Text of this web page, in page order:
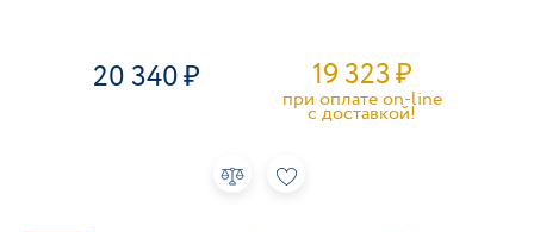
20 340 19 323₽
при оплате on-line
c доставкой!